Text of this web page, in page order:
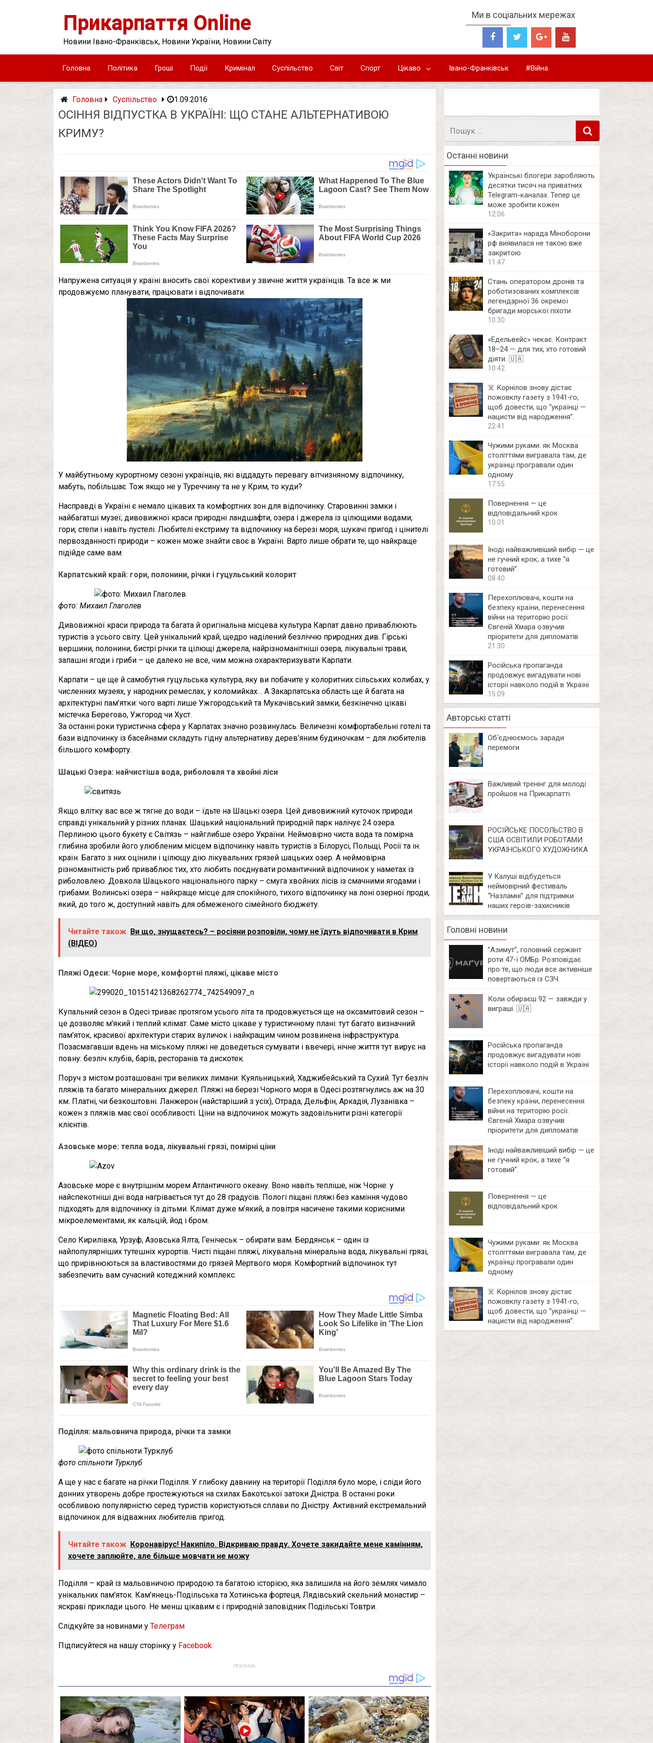
Прикарпаття Online
Новини Івано-Франківськ, Новини України, Новини Світу
Ми в соціальних мережах
Головна Політика Гроші Події Кримінал Суспільство Світ Спорт Цікаво Івано-Франківськ #Війна
Головна Суспільство 1.09.2016
ОСІННЯ ВІДПУСТКА В УКРАЇНІ: ЩО СТАНЕ АЛЬТЕРНАТИВОЮ
КРИМУ?
Напружена ситуація у країні вносить свої корективи у звичне життя українців. Та все ж ми
продовжуємо планувати, працювати і відпочивати.
У майбутньому курортному сезоні українців, які віддадуть перевагу вітчизняному відпочинку,
мабуть, побільшає. Тож якщо не у Туреччину та не у Крим, то куди?
Насправді в Україні є немало цікавих та комфортних зон для відпочинку. Старовинні замки і
найбагатші музеї; дивовижної краси природні ландшафти, озера і джерела із цілющими водами;
гори, степи і навіть пустелі. Любителі екстриму та відпочинку на березі моря, шукачі пригод і цінителі
первозданності природи – кожен може знайти своє в Україні. Варто лише обрати те, що найкраще
підійде саме вам.
Карпатський край: гори, полонини, річки і гуцульський колорит
фото: Михаил Глаголев
Дивовижної краси природа та багата й оригінальна місцева культура Карпат давно приваблюють
туристів з усього світу. Цей унікальний край, щедро наділений безліччю природних див. Гірські
вершини, полонини, бистрі річки та цілющі джерела, найрізноманітніші озера, лікувальні трави,
запашні ягоди і гриби – це далеко не все, чим можна охарактеризувати Карпати.
Карпати – це ще й самобутня гуцульська культура, яку ви побачите у колоритних сільських колибах, у
численних музеях, у народних ремеслах, у коломийках… А Закарпатська область ще й багата на
архітектурні пам’ятки: чого варті лише Ужгородський та Мукачівський замки, безкінечно цікаві
містечка Берегово, Ужгород чи Хуст.
За останні роки туристична сфера у Карпатах значно розвинулась. Величезні комфортабельні готелі та
бази відпочинку із басейнами складуть гідну альтернативу дерев’яним будиночкам – для любителів
більшого комфорту.
Шацькі Озера: найчистіша вода, риболовля та хвойні ліси
Якщо влітку вас все ж тягне до води – їдьте на Шацькі озера. Цей дивовижний куточок природи
справді унікальний у різних планах. Шацький національний природній парк налічує 24 озера.
Перлиною цього букету є Світязь – найглибше озеро України. Неймовірно чиста вода та помірна
глибина зробили його улюбленим місцем відпочинку навіть туристів з Білорусі, Польщі, Росії та ін.
країн. Багато з них оцінили і цілющу дію лікувальних грязей шацьких озер. А неймовірна
різноманітність риб приваблює тих, хто любить поєднувати романтичний відпочинок у наметах із
риболовлею. Довкола Шацького національного парку – смуга хвойних лісів із смачними ягодами і
грибами. Волинські озера – найкраще місце для спокійного, тихого відпочинку на лоні озерної проди,
який, до того ж, доступний навіть для обмеженого сімейного бюджету.
Читайте також Ви що, знущаєтесь? – росіяни розповіли, чому не їдуть відпочивати в Крим
(ВІДЕО)
Пляжі Одеси: Чорне море, комфортні пляжі, цікаве місто
Купальний сезон в Одесі триває протягом усього літа та продовжується ще на оксамитовий сезон –
це дозволяє м’який і теплий клімат. Саме місто цікаве у туристичному плані: тут багато визначний
пам’яток, красивої архітектури старих вуличок і найкращим чином розвинена інфраструктура.
Позасмагавши вдень на міському пляжі не доведеться сумувати і ввечері, нічне життя тут вирує на
повну: безліч клубів, барів, ресторанів та дискотек.
Поруч з містом розташовані три великих лимани: Куяльницький, Хаджибейський та Сухий. Тут безліч
пляжів та багато мінеральних джерел. Пляжі на березі Чорного моря в Одесі розтягнулись аж на 30
км. Платні, чи безкоштовні. Ланжерон (найстаріший з усіх), Отрада, Дельфін, Аркадія, Лузанівка –
кожен з пляжів має свої особливості. Ціни на відпочинок можуть задовільнити різні категорії
клієнтів.
Азовське море: тепла вода, лікувальні грязі, помірні ціни
Азовське море є внутрішнім морем Атлантичного океану. Воно навіть тепліше, ніж Чорне: у
найспекотніші дні вода нагрівається тут до 28 градусів. Пологі піщані пляжі без каміння чудово
підходять для відпочинку із дітьми. Клімат дуже м’який, а повітря насичене такими корисними
мікроелементами, як кальцій, йод і бром.
Село Кирилівка, Урзуф, Азовська Ялта, Генічеськ – обирати вам. Бердянськ – один із
найпопулярніших тутешніх курортів. Чисті піщані пляжі, лікувальна мінеральна вода, лікувальні грязі,
що прирівнюються за властивостями до грязей Мертвого моря. Комфортний відпочинок тут
забезпечить вам сучасний котеджний комплекс.
Поділля: мальовнича природа, річки та замки
фото спільноти Турклуб
А ще у нас є багате на річки Поділля. У глибоку давнину на території Поділля було море, і сліди його
донних утворень добре простежуються на схилах Бакотської затоки Дністра. В останні роки
особливою популярністю серед туристів користуються сплави по Дністру. Активний екстремальний
відпочинок для відважних любителів пригод.
Читайте також Коронавірус! Накипіло. Відкриваю правду. Хочете закидайте мене камінням,
хочете заплюйте, але більше мовчати не можу
Поділля – край із мальовничою природою та багатою історією, яка залишила на його землях чимало
унікальних пам’яток. Кам’янець-Подільська та Хотинська фортеця, Лядівський скельний монастир –
яскраві приклади цього. Не менш цікавим є і природній заповідник Подільські Товтри.
Слідкуйте за новинами у Телеграм
Підписуйтеся на нашу сторінку у Facebook
РЕКЛАМА:
Останні новини
Українські блогери заробляють
десятки тисяч на приватних
Telegram-каналах. Тепер це
може зробити кожен
12:06
«Закрита» нарада Міноборони
рф виявилася не такою вже
закритою
11:47
Стань оператором дронів та
роботизованих комплексів
легендарної 36 окремої
бригади морської піхоти
10:30
«Едельвейс» чекає. Контракт
18–24 — для тих, хто готовий
діяти. 🇺🇦
10:42
☠️ Корнілов знову дістає
пожовклу газету з 1941‑го,
щоб довести, що “українці —
нацисти від народження”.
22:41
Чужими руками: як Москва
століттями вигравала там, де
українці програвали один
одному
17:55
Повернення — це
відповідальний крок
10:01
Іноді найважливіший вибір — це
не гучний крок, а тихе “я
готовий”.
08:40
Перехоплювачі, кошти на
безпеку країни, перенесення
війни на територію росії:
Євгеній Хмара озвучив
пріоритети для дипломатів
21:30
Російська пропаганда
продовжує вигадувати нові
історії навколо подій в Україні
15:09
Авторські статті
Об‘єднюємось заради
перемоги
Важливий тренінг для молоді
пройшов на Прикарпатті.
РОСІЙСЬКЕ ПОСОЛЬСТВО В
США ОСВІТИЛИ РОБОТАМИ
УКРАЇНСЬКОГО ХУДОЖНИКА
У Калуші відбудеться
неймовірний фестиваль
“Назламні” для підтримки
наших героїв-захисників
Головні новини
⁨”Азимут”, головний сержант
роти 47-ї ОМБр. Розповідає
про те, що люди все активніше
повертаються із СЗЧ.
Коли обираєш 92 — завжди у
виграші. 🇺🇦
Російська пропаганда
продовжує вигадувати нові
історії навколо подій в Україні
Перехоплювачі, кошти на
безпеку країни, перенесення
війни на територію росії:
Євгеній Хмара озвучив
пріоритети для дипломатів
Іноді найважливіший вибір — це
не гучний крок, а тихе “я
готовий”.
Повернення — це
відповідальний крок
Чужими руками: як Москва
століттями вигравала там, де
українці програвали один
одному
☠️ Корнілов знову дістає
пожовклу газету з 1941‑го,
щоб довести, що “українці —
нацисти від народження”.